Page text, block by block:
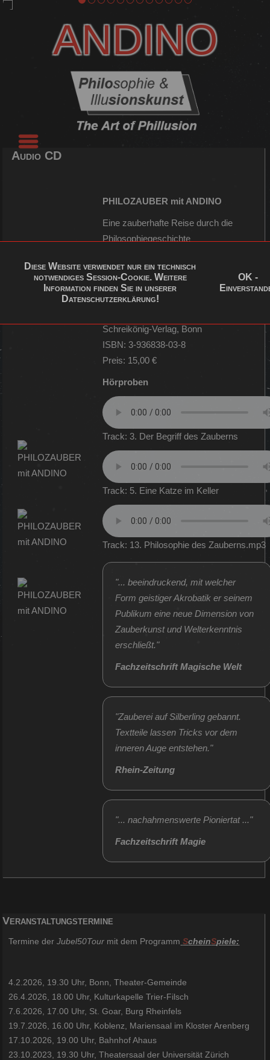
ANDINO
Audio CD
PHILOZAUBER mit ANDINO
Eine zauberhafte Reise durch die
Philosophiegeschichte
Livemitschnitten, kommentierenden
Zwischentexten und etwas Musik
Schreikönig-Verlag, Bonn
ISBN: 3-936838-03-8
Preis: 15,00 €
Hörproben
Track: 3. Der Begriff des Zauberns
Track: 5. Eine Katze im Keller
Track: 13. Philosophie des Zauberns.mp3
"... beeindruckend, mit welcher
Form geistiger Akrobatik er seinem
Publikum eine neue Dimension von
Zauberkunst und Welterkenntnis
erschließt."
Fachzeitschrift Magische Welt
"Zauberei auf Silberling gebannt.
Textteile lassen Tricks vor dem
inneren Auge entstehen."
Rhein-Zeitung
"... nachahmenswerte Pioniertat ..."
Fachzeitschrift Magie
Veranstaltungstermine
Termine derJubel50Tour mit dem Programm ScheinSpiele:
4.2.2026, 19.30 Uhr, Bonn, Theater-Gemeinde
26.4.2026, 18.00 Uhr, Kulturkapelle Trier-Filsch
7.6.2026, 17.00 Uhr, St. Goar, Burg Rheinfels
19.7.2026, 16.00 Uhr, Koblenz, Mariensaal im Kloster Arenberg
17.10.2026, 19.00 Uhr, Bahnhof Ahaus
23.10.2023, 19.30 Uhr, Theatersaal der Universität Zürich
Diese Website verwendet nur ein technisch
notwendiges Session-Cookie. Weitere
Information finden Sie in unserer
Datenschutzerklärung!
OK -